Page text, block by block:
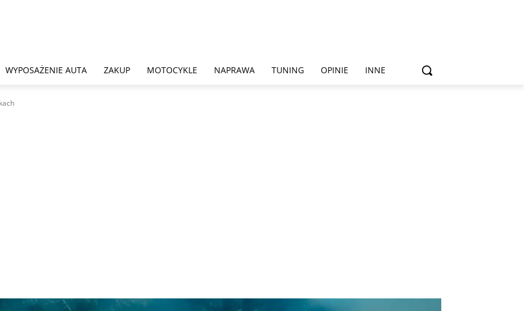
WYPOSAŻENIE AUTA ZAKUP MOTOCYKLE NAPRAWA TUNING OPINIE INNE